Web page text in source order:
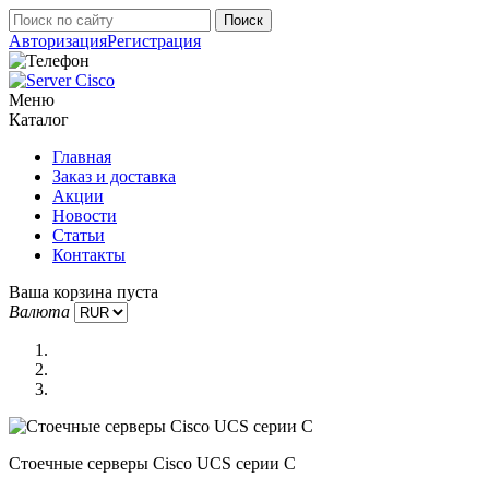
АвторизацияРегистрация
Меню
Каталог
Главная
Заказ и доставка
Акции
Новости
Статьи
Контакты
Ваша корзина пуста
Валюта
Стоечные серверы Cisco UCS серии C